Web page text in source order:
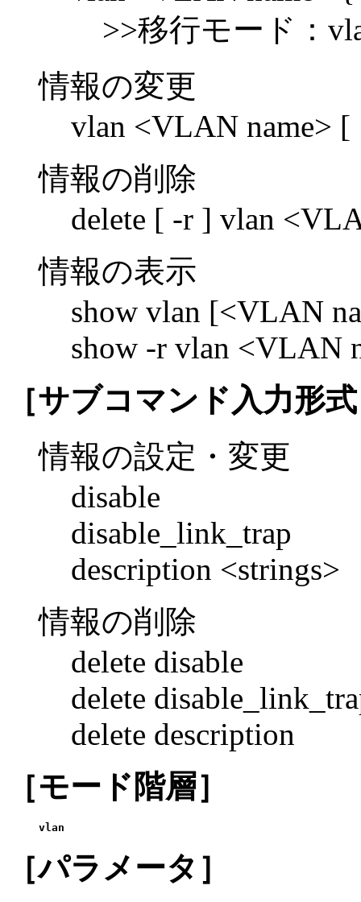
>>移行モード：
情報の変更
vlan <VLAN name>
情報の削除
delete [ -r ] vlan
情報の表示
show vlan [<VLAN
show -r vlan <VLAN
［サブコマンド入力形
情報の設定・変更
disable
disable_link_trap
description <strings>
情報の削除
delete disable
delete
delete description
［モード階層］
vlan
［パラメータ］